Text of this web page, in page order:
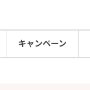
との連携
キャンペーン